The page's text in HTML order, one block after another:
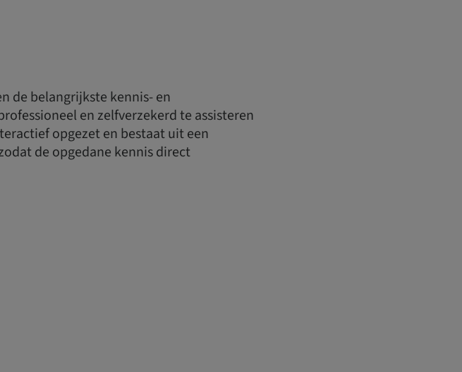
de belangrijkste kennis- en
en zelfverzekerd te assisteren
opgezet en bestaat uit een
de opgedane kennis direct